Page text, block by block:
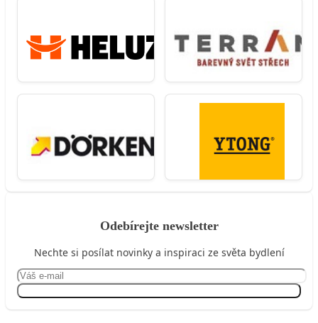
Odebírejte newsletter
Nechte si posílat novinky a inspiraci ze světa bydlení